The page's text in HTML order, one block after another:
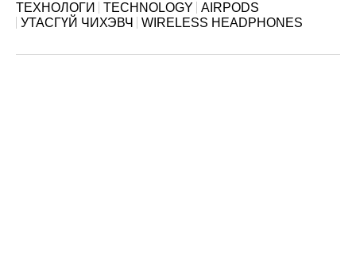
ТЕХНОЛОГИ TECHNOLOGY
AIRPODS
УТАСГҮЙ ЧИХЭВЧ
WIRELESS HEADPHONES